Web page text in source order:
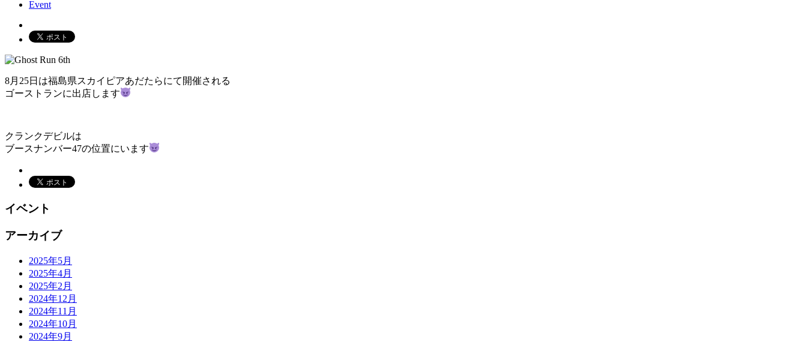
Event
8月25日は福島県スカイピアあだたらにて開催される
ゴーストランに出店します
クランクデビルは
ブースナンバー47の位置にいます
イベント
アーカイブ
2025年5月
2025年4月
2025年2月
2024年12月
2024年11月
2024年10月
2024年9月